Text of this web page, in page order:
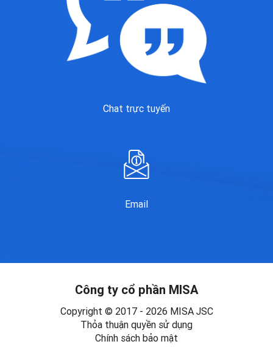
Chat trực tuyến
Email
Công ty cổ phần MISA
Copyright © 2017 - 2026 MISA JSC
Thỏa thuận quyền sử dụng
Chính sách bảo mật